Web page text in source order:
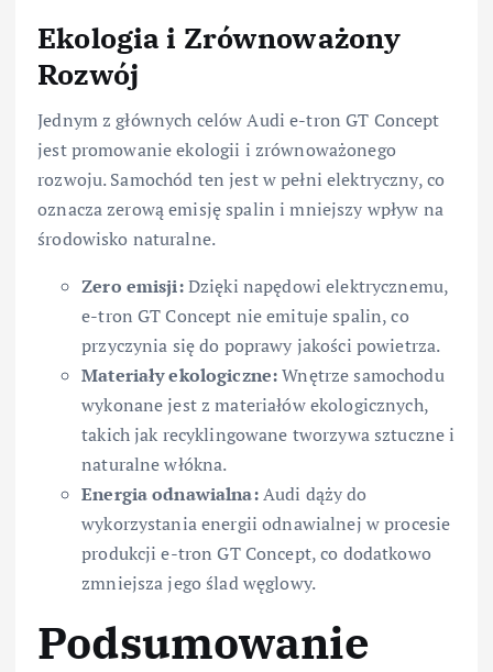
Ekologia i Zrównoważony
Rozwój
Jednym z głównych celów Audi e-tron GT Concept
jest promowanie ekologii i zrównoważonego
rozwoju. Samochód ten jest w pełni elektryczny, co
oznacza zerową emisję spalin i mniejszy wpływ na
środowisko naturalne.
Zero emisji:Dzięki napędowi elektrycznemu,
e-tron GT Concept nie emituje spalin, co
przyczynia się do poprawy jakości powietrza.
Materiały ekologiczne:Wnętrze samochodu
wykonane jest z materiałów ekologicznych,
takich jak recyklingowane tworzywa sztuczne i
naturalne włókna.
Energia odnawialna:Audi dąży do
wykorzystania energii odnawialnej w procesie
produkcji e-tron GT Concept, co dodatkowo
zmniejsza jego ślad węglowy.
Podsumowanie